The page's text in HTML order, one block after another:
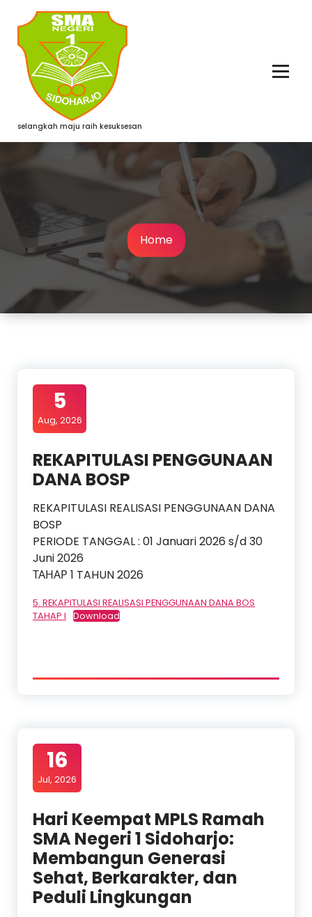
content
selangkah maju raih kesuksesan
Home
5
Aug, 2026
REKAPITULASI PENGGUNAAN
DANA BOSP
REKAPITULASI REALISASI PENGGUNAAN DANA
BOSP
PERIODE TANGGAL : 01 Januari 2026 s/d 30
Juni 2026
ТАНАР 1 TAHUN 2026
5. REKAPITULASI REALISASI PENGGUNAAN DANA BOS
TAHAP I
Download
16
Jul, 2026
Hari Keempat MPLS Ramah
SMA Negeri 1 Sidoharjo:
Membangun Generasi
Sehat, Berkarakter, dan
Peduli Lingkungan